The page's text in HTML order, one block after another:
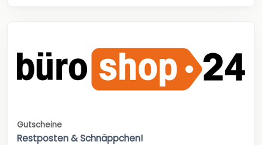
Gutscheine
Restposten & Schnäppchen!